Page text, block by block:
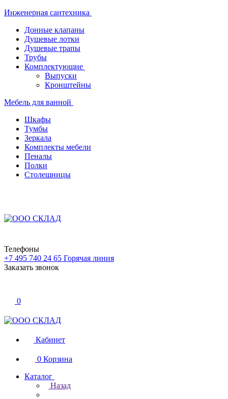
Инженерная сантехника
Донные клапаны
Душевые лотки
Душевые трапы
Трубы
Комплектующие
Выпуски
Кронштейны
Мебель для ванной
Шкафы
Тумбы
Зеркала
Комплекты мебели
Пеналы
Полки
Столешницы
Телефоны
+7 495 740 24 65 Горячая линия
Заказать звонок
0
Кабинет
0 Корзина
Каталог
Назад